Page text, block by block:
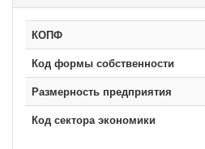
КОПФ
Код формы собственности
Размерность предприятия
Код сектора экономики